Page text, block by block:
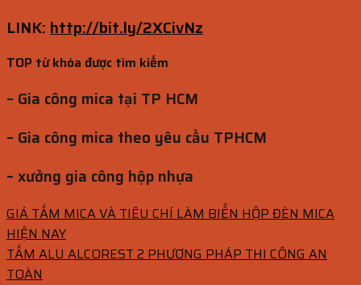
LINK: http://bit.ly/2XCivNz
TOP từ khóa được tìm kiếm
– Gia công mica tại TP HCM
– Gia công mica theo yêu cầu TPHCM
– xưởng gia công hộp nhựa
GIÁ TẤM MICA VÀ TIÊU CHÍ LÀM BIỂN HỘP ĐÈN MICA
HIỆN NAY
TẤM ALU ALCOREST 2 PHƯƠNG PHÁP THI CÔNG AN
TOÀN